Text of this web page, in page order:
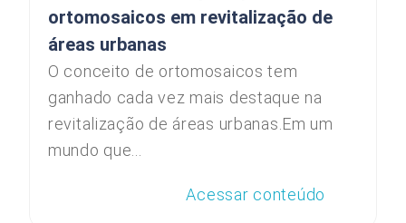
ortomosaicos em revitalização de
áreas urbanas
O conceito de ortomosaicos tem
ganhado cada vez mais destaque na
revitalização de áreas urbanas.Em um
mundo que...
Acessar conteúdo